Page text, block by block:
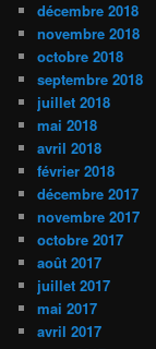
décembre 2018
novembre 2018
octobre 2018
septembre 2018
juillet 2018
mai 2018
avril 2018
février 2018
décembre 2017
novembre 2017
octobre 2017
août 2017
juillet 2017
mai 2017
avril 2017